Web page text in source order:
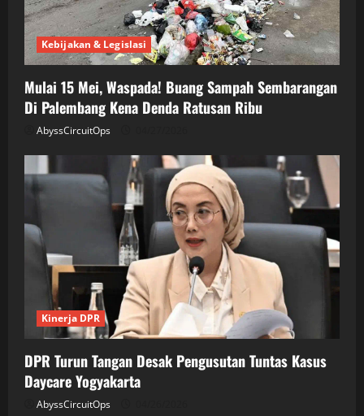
Kebijakan & Legislasi
Mulai 15 Mei, Waspada! Buang Sampah Sembarangan
Di Palembang Kena Denda Ratusan Ribu
AbyssCircuitOps
Kinerja DPR
DPR Turun Tangan Desak Pengusutan Tuntas Kasus
Daycare Yogyakarta
AbyssCircuitOps